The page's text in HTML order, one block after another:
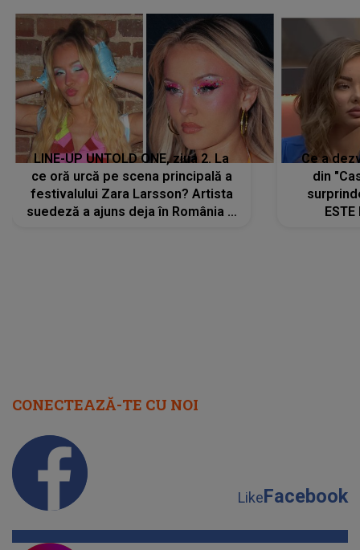
LINE-UP UNTOLD ONE, ziua 2. La
ce oră urcă pe scena principală a
festivalului Zara Larsson? Artista
suedeză a ajuns deja în România și
Ce a
din
CONECTEAZĂ-TE CU NOI
LikeFacebook